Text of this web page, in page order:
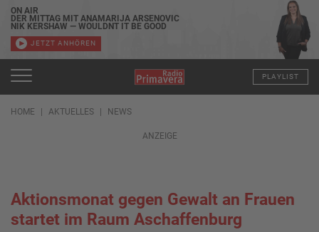
ON AIR
DER MITTAG MIT ANAMARIJA ARSENOVIC
NIK KERSHAW — WOULDNT IT BE GOOD
JETZT ANHÖREN
PLAYLIST
HOME AKTUELLES NEWS
ANZEIGE
Aktionsmonat gegen Gewalt an Frauen
startet im Raum Aschaffenburg